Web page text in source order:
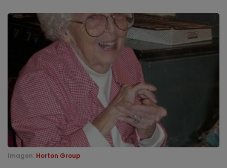
Imagen: Horton Group